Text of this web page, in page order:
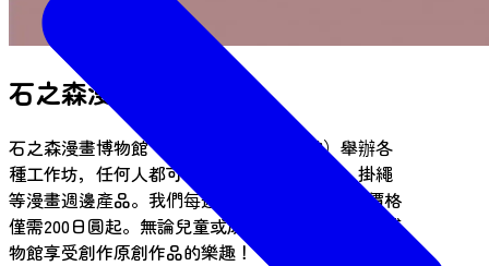
石之森漫畫博物館
石之森漫畫博物館（又稱石捲漫畫博物館）舉辦各
種工作坊，任何人都可以輕鬆製作金屬徽章、掛繩
等漫畫週邊產品。我們每週提供5種體驗項目，價格
僅需200日圓起。無論兒童或成人，都可以在我們博
物館享受創作原創作品的樂趣！